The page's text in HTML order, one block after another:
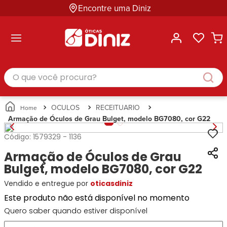
Encontre uma Diniz
Masculino
Feminino
Infantil
Unissex
Busque
Por
Marcas
Hickmann
Bulget
Miu-
Miu
Guess
Categorias
Masculino
Feminino
Infantil
Unissex
Busque
Por
Ray-
Ban
Prada
Hickmann
Tecnol
Correntes
para
Óculos
Estojos
para
Óculos
Soluções
e
Cuidados
Busque
Ray-
Ban
Armani
Tommy
Hilfiger
Ana
Hickmann
Guess
Speedo
Categoria
Armações
de Óculos
Óculos
de Sol
para
Estojo
para
Óculos
Gênero
Masculino
O que você procura?
OCULOS
RECEITUARIO
Armação de Óculos de Grau Bulget, modelo BG7080, cor G22
Código: 1579329 - 1136
Armação de Óculos de Grau
Bulget, modelo BG7080, cor G22
Vendido e entregue por oticasdiniz
Este produto não está disponível no momento
Quero saber quando estiver disponível